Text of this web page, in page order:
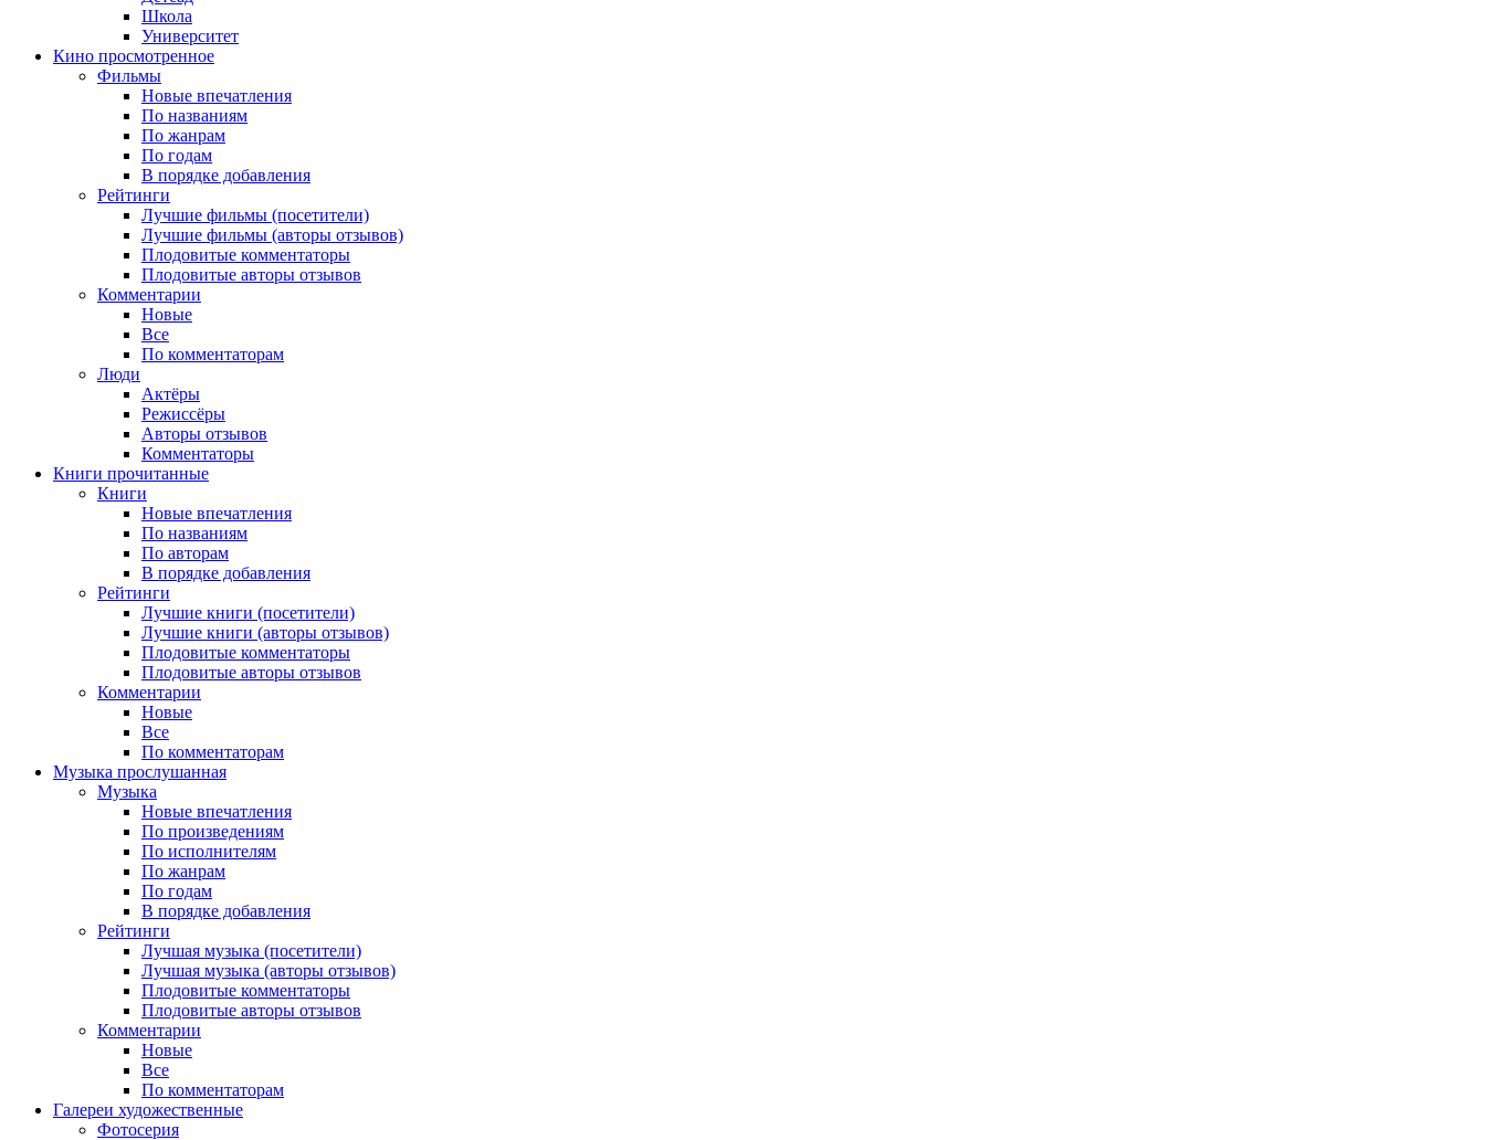
Школа
Университет
Кино просмотренное
Фильмы
Новые впечатления
По названиям
По жанрам
По годам
В порядке добавления
Рейтинги
Лучшие фильмы (посетители)
Лучшие фильмы (авторы отзывов)
Плодовитые комментаторы
Плодовитые авторы отзывов
Комментарии
Новые
Все
По комментаторам
Люди
Актёры
Режиссёры
Авторы отзывов
Комментаторы
Книги прочитанные
Книги
Новые впечатления
По названиям
По авторам
В порядке добавления
Рейтинги
Лучшие книги (посетители)
Лучшие книги (авторы отзывов)
Плодовитые комментаторы
Плодовитые авторы отзывов
Комментарии
Новые
Все
По комментаторам
Музыка прослушанная
Музыка
Новые впечатления
По произведениям
По исполнителям
По жанрам
По годам
В порядке добавления
Рейтинги
Лучшая музыка (посетители)
Лучшая музыка (авторы отзывов)
Плодовитые комментаторы
Плодовитые авторы отзывов
Комментарии
Новые
Все
По комментаторам
Галереи художественные
Фотосерия